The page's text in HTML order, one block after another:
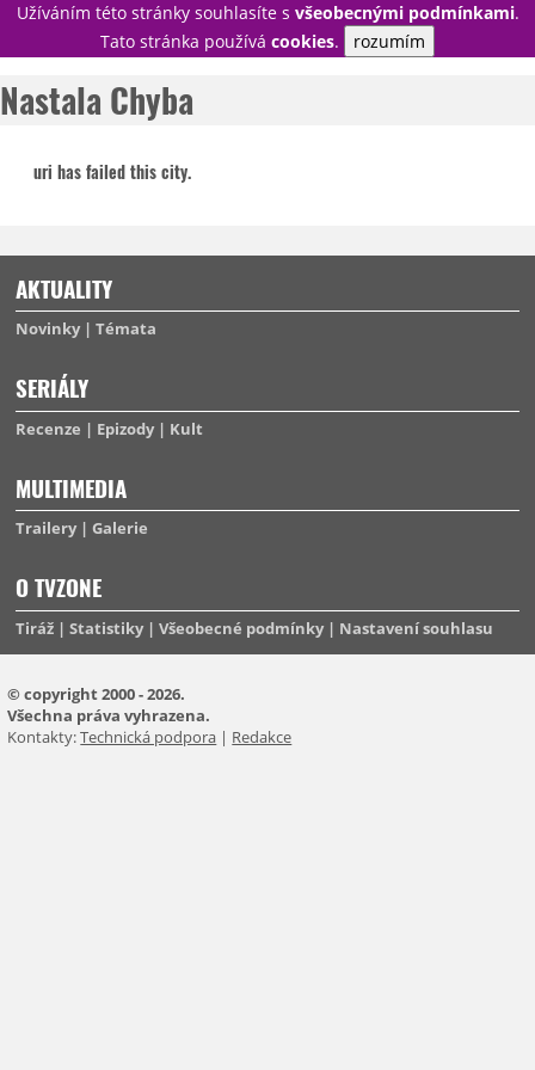
Užíváním této stránky souhlasíte s všeobecnými podmínkami.
Tato stránka používá cookies. rozumím
PŘIHLÁSIT
NOVINKY
TÉMATA
TRAILERY
GALERIE
DISKUZE
STATISTIKY
TIRÁŽ
Nastala Chyba
uri has failed this city.
AKTUALITY
Novinky Témata
SERIÁLY
Recenze Epizody Kult
MULTIMEDIA
Trailery Galerie
O TVZONE
Tiráž Statistiky Všeobecné podmínky Nastavení souhlasu
© copyright 2000 - 2026.
Všechna práva vyhrazena.
Kontakty:Technická podpora | Redakce